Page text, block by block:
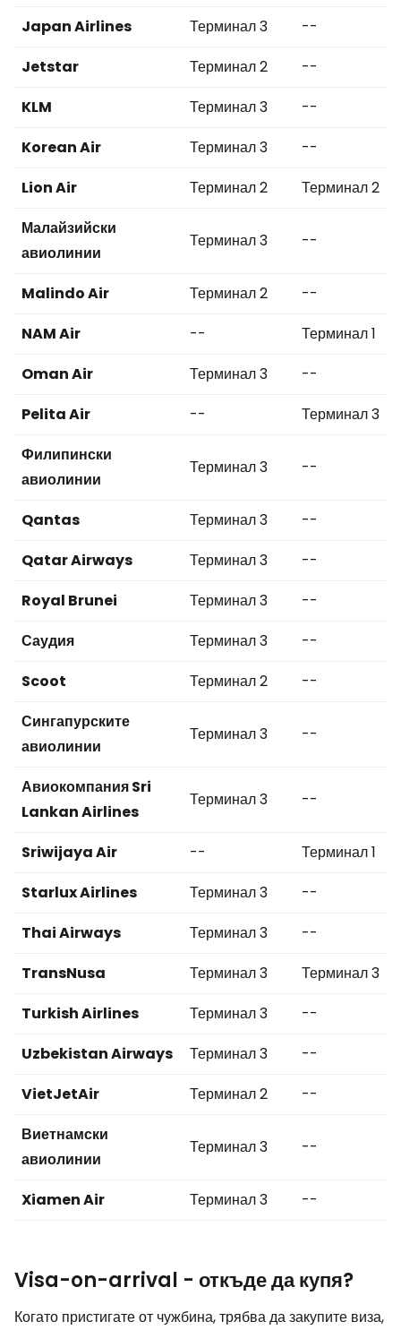
Japan Airlines Терминал 3
--
Jetstar
Терминал 2
--
KLM
Терминал 3
--
Korean Air
Терминал 3
--
Lion Air
Терминал 2
Терминал 2
Малайзийски
авиолинии
Терминал 3 --
Malindo Air Терминал 2
--
NAM Air
--
Терминал 1
Oman Air
Терминал 3
--
Pelita Air
--
Терминал 3
Филипински
авиолинии
Терминал 3 --
Qantas Терминал 3
--
Qatar Airways
Терминал 3
--
Royal Brunei
Терминал 3
--
Саудия
Терминал 3
--
Scoot
Терминал 2
--
Сингапурските
авиолинии
Терминал 3 --
Авиокомпания Sri
Lankan Airlines
Терминал 3 --
Sriwijaya Air --
Терминал 1
Starlux Airlines
Терминал 3
--
Thai Airways
Терминал 3
--
TransNusa
Терминал 3
Терминал 3
Turkish Airlines
Терминал 3
--
Uzbekistan Airways
Терминал 3
--
VietJetAir
Терминал 2
--
Виетнамски
авиолинии
Терминал 3 --
Xiamen Air Терминал 3 --
Visa-on-arrival - откъде да купя?
Когато пристигате от чужбина, трябва да закупите виза,